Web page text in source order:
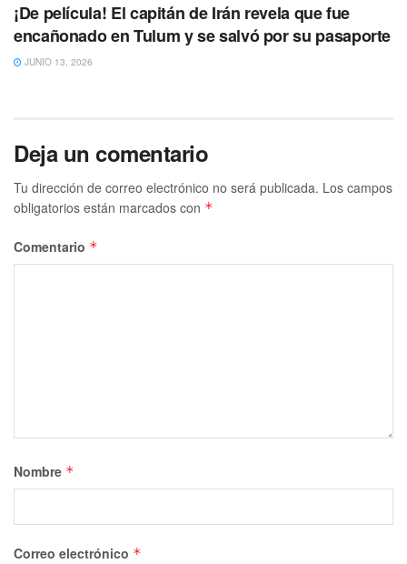
¡De película! El capitán de Irán revela que fue
encañonado en Tulum y se salvó por su pasaporte
JUNIO 13, 2026
Deja un comentario
Tu dirección de correo electrónico no será publicada. Los campos
obligatorios están marcados con *
Comentario *
Nombre *
Correo electrónico *